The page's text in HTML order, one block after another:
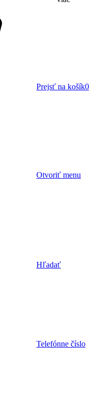
Prejsť na košík0
Otvoriť menu
Hľadať
Telefónne číslo